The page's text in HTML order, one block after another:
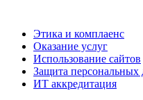
Этика и комплаенс
Оказание услуг
Использование сайтов
Защита персональных
ИТ аккредитация